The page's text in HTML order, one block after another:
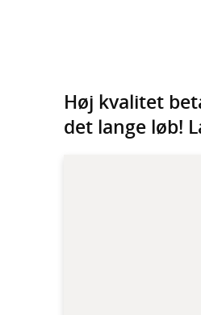
Høj kvalitet
det lange løb!